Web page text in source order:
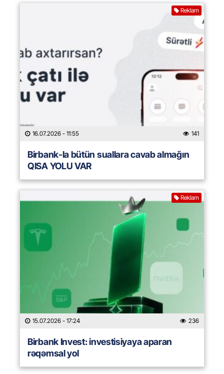
Reklam
16.07.2026 - 11:55 141
Birbank-la bütün suallara cavab almağın
QISA YOLU VAR
Reklam
15.07.2026 - 17:24 236
Birbank Invest: investisiyaya aparan
rəqəmsal yol